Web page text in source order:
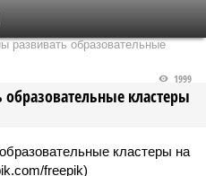
развивать образовательные
кластеры
1999